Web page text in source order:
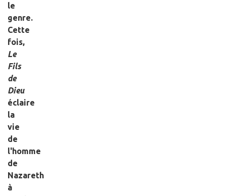
le
genre.
Cette
fois,
Le
Fils
de
Dieu
éclaire
la
vie
de
l'homme
de
Nazareth
à